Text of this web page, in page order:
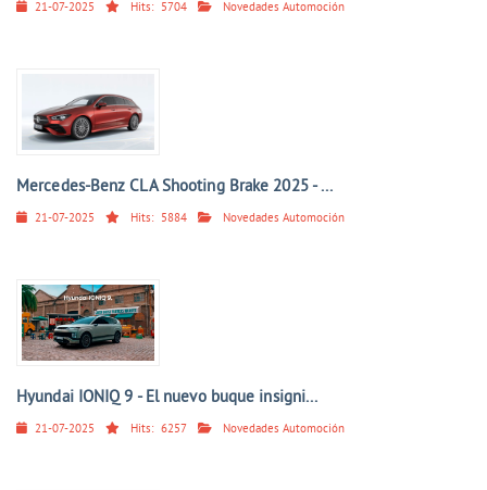
21-07-2025 Hits: 5704 Novedades Automoción
Mercedes-Benz CLA Shooting Brake 2025 - ...
21-07-2025 Hits: 5884 Novedades Automoción
Hyundai IONIQ 9 - El nuevo buque insigni...
21-07-2025 Hits: 6257 Novedades Automoción